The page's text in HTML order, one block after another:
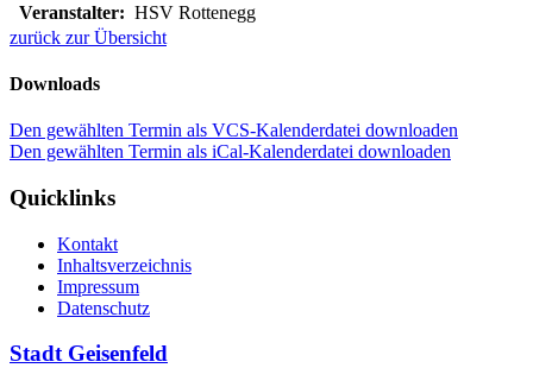
Veranstalter: HSV Rottenegg
zurück zur Übersicht
Downloads
Den gewählten Termin als VCS-Kalenderdatei downloaden
Den gewählten Termin als iCal-Kalenderdatei downloaden
Quicklinks
Kontakt
Inhaltsverzeichnis
Impressum
Datenschutz
Stadt Geisenfeld